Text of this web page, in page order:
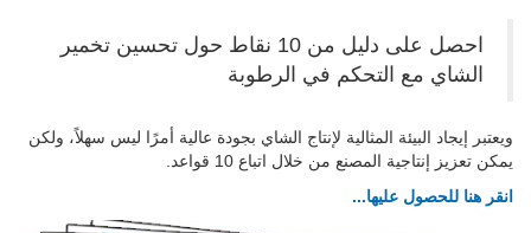
احصل على دليل من 10 نقاط حول تحسين تخمير
الشاي مع التحكم في الرطوبة
ويعتبر إيجاد البيئة المثالية لإنتاج الشاي بجودة عالية أمرًا ليس سهلاً، ولكن
يمكن تعزيز إنتاجية المصنع من خلال اتباع 10 قواعد.
انقر هنا للحصول عليها...